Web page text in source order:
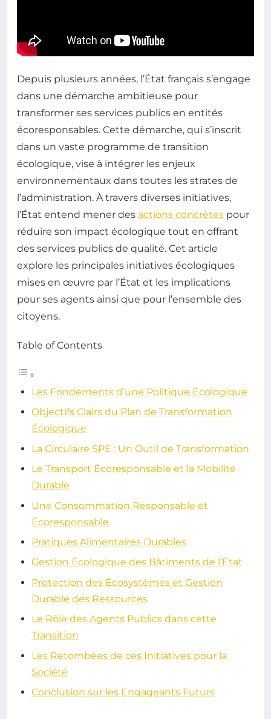
Depuis plusieurs années, l’État français s’engage
dans une démarche ambitieuse pour
transformer ses services publics en entités
écoresponsables. Cette démarche, qui s’inscrit
dans un vaste programme de transition
écologique, vise à intégrer les enjeux
environnementaux dans toutes les strates de
l’administration. À travers diverses initiatives,
l’État entend mener des actions concrètes pour
réduire son impact écologique tout en offrant
des services publics de qualité. Cet article
explore les principales initiatives écologiques
mises en œuvre par l’État et les implications
pour ses agents ainsi que pour l’ensemble des
citoyens.
Table of Contents
Les Fondements d’une Politique Écologique
Objectifs Clairs du Plan de Transformation
Écologique
La Circulaire SPE : Un Outil de Transformation
Le Transport Écoresponsable et la Mobilité
Durable
Une Consommation Responsable et
Écoresponsable
Pratiques Alimentaires Durables
Gestion Écologique des Bâtiments de l’État
Protection des Écosystèmes et Gestion
Durable des Ressources
Le Rôle des Agents Publics dans cette
Transition
Les Retombées de ces Initiatives pour la
Société
Conclusion sur les Engageants Futurs